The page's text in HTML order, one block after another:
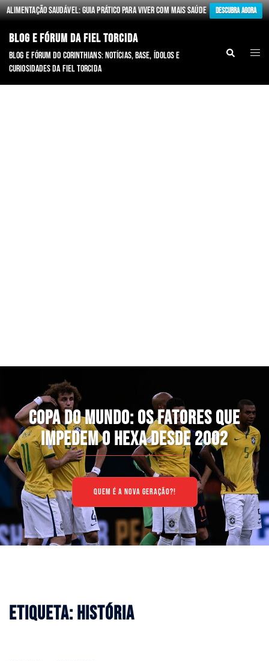
Alimentação Saudável: Guia Prático para Viver com Mais Saúde Descubra Agora
BLOG E FÓRUM DA FIEL TORCIDA
Blog e fórum do Corinthians: notícias, base, ídolos e
curiosidades da Fiel torcida
COPA DO MUNDO: OS FATORES QUE
IMPEDEM O HEXA DESDE 2002
QUEM É A NOVA GERAÇÃO?!
ETIQUETA: HISTÓRIA